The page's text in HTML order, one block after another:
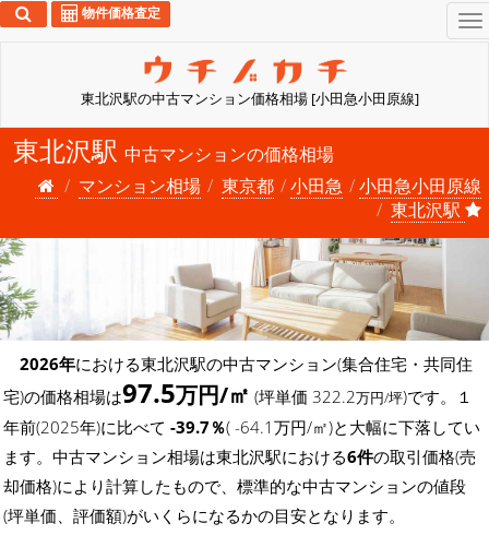
東北沢駅の中古マンション価格相場 [小田急小田原線]
物件価格査定
東北沢駅 中古マンションの価格相場
マンション相場
東京都 小田急
小田急小田原線
東北沢駅
2026年における東北沢駅の中古マンション(集合住宅・共同住
宅)の価格相場は97.5万円/㎡ (坪単価 322.2万円/坪)です。１
年前(2025年)に比べて -39.7％( -64.1万円/㎡)と大幅に下落してい
ます。中古マンション相場は東北沢駅における6件の取引価格(売
却価格)により計算したもので、標準的な中古マンションの値段
(坪単価、評価額)がいくらになるかの目安となります。